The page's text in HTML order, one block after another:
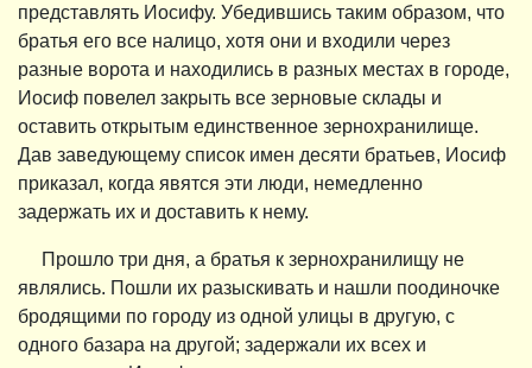
представлять Иосифу. Убедившись таким образом, что
братья его все налицо, хотя они и входили через
разные ворота и находились в разных местах в городе,
Иосиф повелел закрыть все зерновые склады и
оставить открытым единственное зернохранилище.
Дав заведующему список имен десяти братьев, Иосиф
приказал, когда явятся эти люди, немедленно
задержать их и доставить к нему.
Прошло три дня, а братья к зернохранилищу не
являлись. Пошли их разыскивать и нашли поодиночке
бродящими по городу из одной улицы в другую, с
одного базара на другой; задержали их всех и